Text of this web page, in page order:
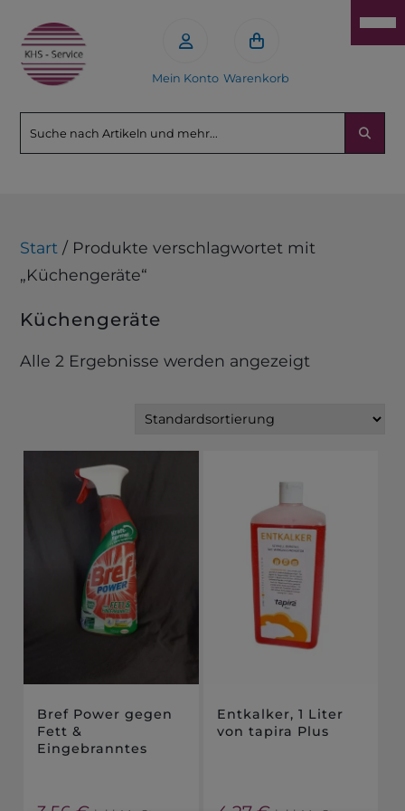
Mein Konto Warenkorb
Start / Produkte verschlagwortet mit
„Küchengeräte“
Küchengeräte
Alle 2 Ergebnisse werden angezeigt
Bref Power gegen
Fett &
Eingebranntes
Entkalker, 1 Liter
von tapira Plus